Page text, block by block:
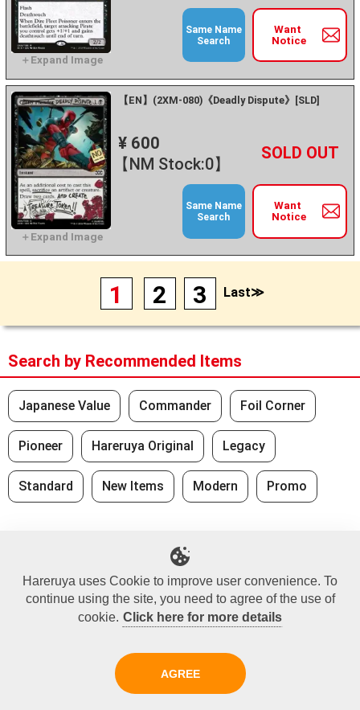
Want
Notice
Same Name
Search
【EN】(2XM-080)《Deadly Dispute》[SLD]
¥ 600
【NM Stock:0】
－ +
Want
Notice
Same Name
Search
1 2 3 Last≫
Search by Recommended Items
Japanese Value Commander Foil Corner
Pioneer Hareruya Original Legacy
Standard New Items Modern Promo
No Recently Seen Items
Did you find what you were looking for?
At the Hareruya webstore, we have over 100,000 items
ready for purchase.
Hareruya uses Cookie to improve user convenience. To
continue using the site, you need to agree of the use of
cookie. Click here for more details
AGREE